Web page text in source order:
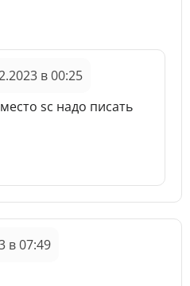
в 00:25
sc надо писать
в 07:49